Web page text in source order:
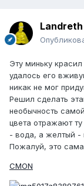
Landreth
Эту миньку
удалось его
никак не мог
Решил сделать
необычность
цвета отражают
- вода, а желтый -
Пожалуй, это
CMON